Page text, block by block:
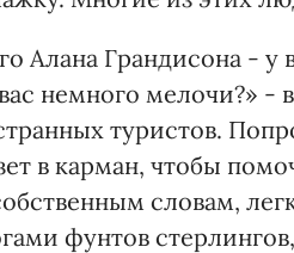
Алана Грандисона - у
немного мелочи?» -
туристов.
в карман, чтобы
словам,
фунтов